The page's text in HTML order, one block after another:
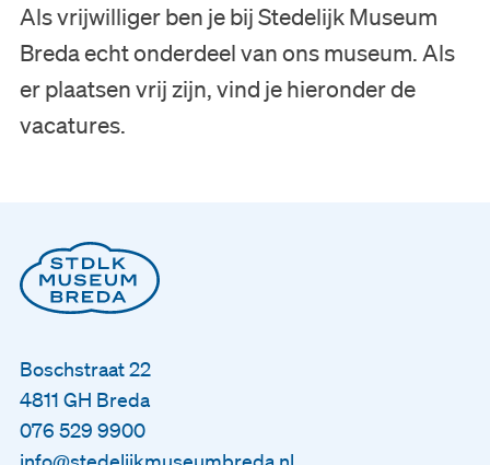
Onderwijs
Steun ons
Als vrijwilliger ben je bij Stedelijk Museum
Breda echt onderdeel van ons museum. Als
er plaatsen vrij zijn, vind je hieronder de
vacatures.
Boschstraat 22
4811 GH Breda
076 529 9900